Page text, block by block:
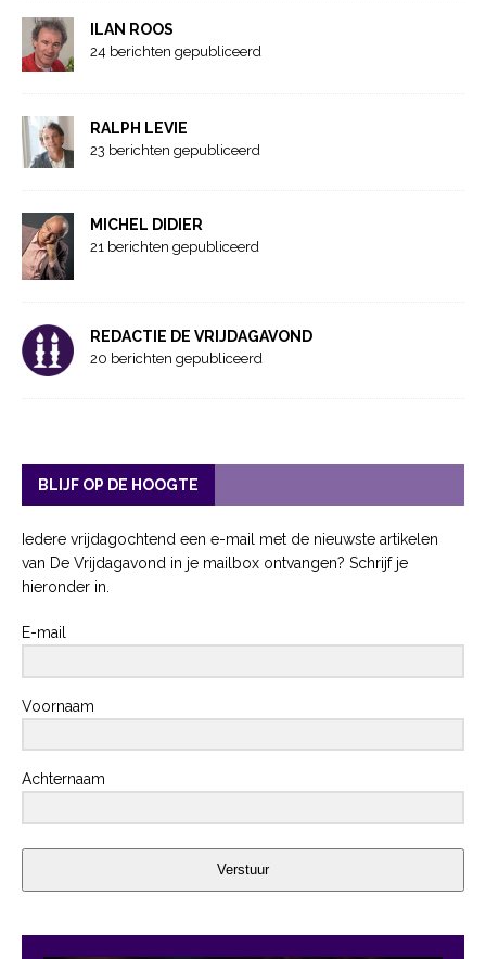
ILAN ROOS
24 berichten gepubliceerd
RALPH LEVIE
23 berichten gepubliceerd
MICHEL DIDIER
21 berichten gepubliceerd
REDACTIE DE VRIJDAGAVOND
20 berichten gepubliceerd
BLIJF OP DE HOOGTE
Iedere vrijdagochtend een e-mail met de nieuwste artikelen
van De Vrijdagavond in je mailbox ontvangen? Schrijf je
hieronder in.
E-mail
Voornaam
Achternaam
Verstuur